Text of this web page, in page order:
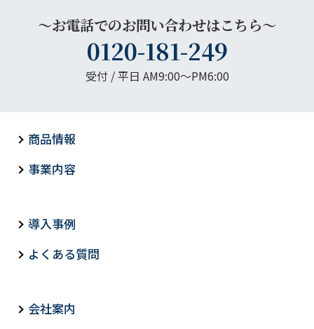
～お電話でのお問い合わせはこちら～
0120-181-249
受付 / 平日 AM9:00〜PM6:00
商品情報
事業内容
導入事例
よくある質問
会社案内